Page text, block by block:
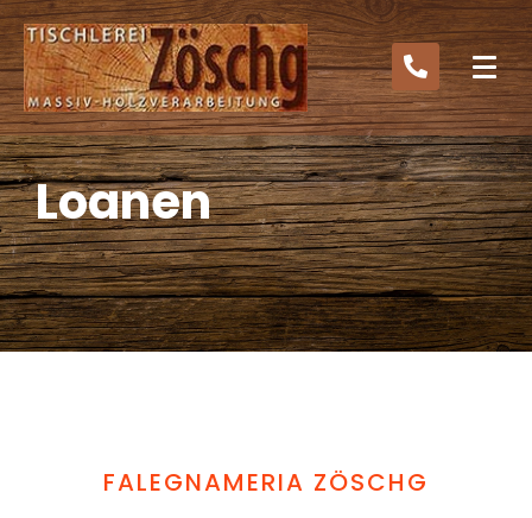
Loanen
FALEGNAMERIA ZÖSCHG